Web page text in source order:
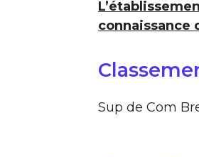
connaissance
Sup de Com